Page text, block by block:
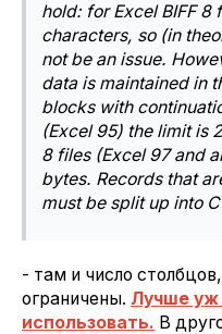
hold: for Excel BIFF
characters, so (in
not be an issue.
data is maintained in
blocks with
(Excel 95) the limit is
8 files (Excel 97 and
bytes. Records that
must be split up into
- там и число
ограничены. Лучше уж
использовать. В